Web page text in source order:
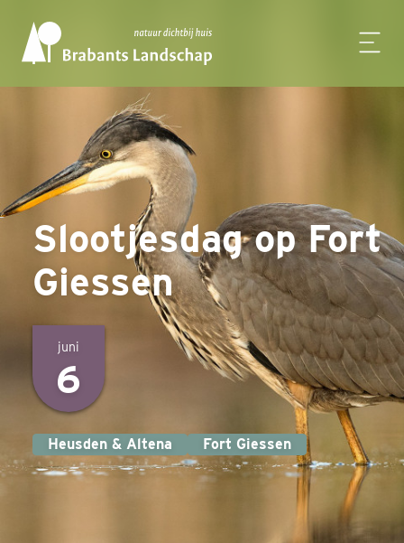
Slootjesdag op Fort
Giessen
juni
6
Heusden & Altena Fort Giessen